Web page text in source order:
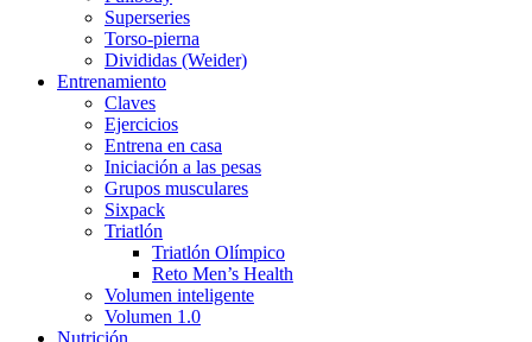
Superseries
Torso-pierna
Divididas (Weider)
Entrenamiento
Claves
Ejercicios
Entrena en casa
Iniciación a las pesas
Grupos musculares
Sixpack
Triatlón
Triatlón Olímpico
Reto Men’s Health
Volumen inteligente
Volumen 1.0
Nutrición